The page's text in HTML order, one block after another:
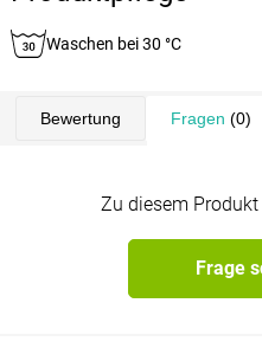
Waschen bei 30 °C
Bewertung Fragen (0)
Zu diesem
Frage